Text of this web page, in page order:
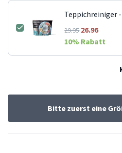
Teppichreiniger
29.9526.96
10% Rabatt
Bitte zuerst eine